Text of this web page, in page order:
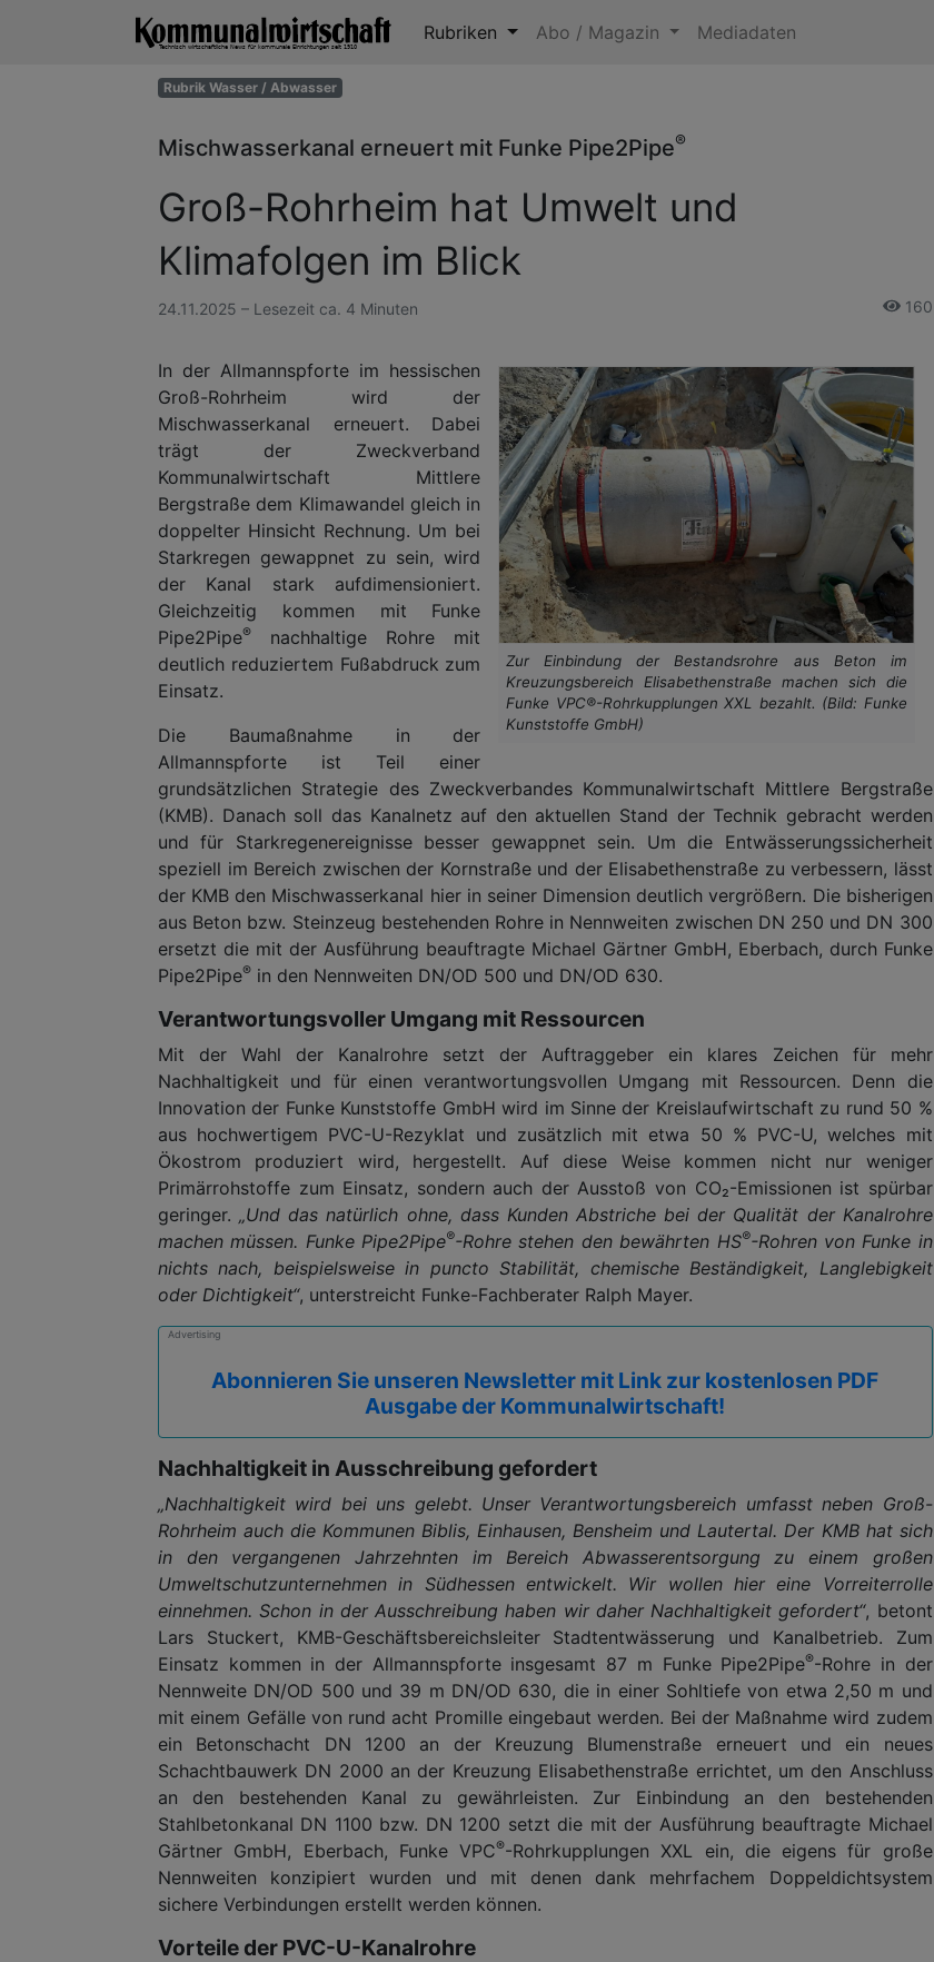
Rubriken Abo / Magazin Mediadaten
Rubrik Wasser / Abwasser
Mischwasserkanal erneuert mit Funke Pipe2Pipe®
Groß-Rohrheim hat Umwelt und
Klimafolgen im Blick
24.11.2025 – Lesezeit ca. 4 Minuten 160
Zur Einbindung der Bestandsrohre aus Beton im
Kreuzungsbereich Elisabethenstraße machen sich die
Funke VPC®-Rohrkupplungen XXL bezahlt. (Bild: Funke
Kunststoffe GmbH)
In der Allmannspforte im hessischen
Groß-Rohrheim wird der
Mischwasserkanal erneuert. Dabei
trägt der Zweckverband
Kommunalwirtschaft Mittlere
Bergstraße dem Klimawandel gleich in
doppelter Hinsicht Rechnung. Um bei
Starkregen gewappnet zu sein, wird
der Kanal stark aufdimensioniert.
Gleichzeitig kommen mit Funke
Pipe2Pipe®
nachhaltige Rohre mit
deutlich reduziertem Fußabdruck zum
Einsatz.
Die Baumaßnahme in der
Allmannspforte ist Teil einer
grundsätzlichen Strategie des Zweckverbandes Kommunalwirtschaft Mittlere Bergstraße
(KMB). Danach soll das Kanalnetz auf den aktuellen Stand der Technik gebracht werden
und für Starkregenereignisse besser gewappnet sein. Um die Entwässerungssicherheit
speziell im Bereich zwischen der Kornstraße und der Elisabethenstraße zu verbessern, lässt
der KMB den Mischwasserkanal hier in seiner Dimension deutlich vergrößern. Die bisherigen
aus Beton bzw. Steinzeug bestehenden Rohre in Nennweiten zwischen DN 250 und DN 300
ersetzt die mit der Ausführung beauftragte Michael Gärtner GmbH, Eberbach, durch Funke
Pipe2Pipe® in den Nennweiten DN/OD 500 und DN/OD 630.
Verantwortungsvoller Umgang mit Ressourcen
Mit der Wahl der Kanalrohre setzt der Auftraggeber ein klares Zeichen für mehr
Nachhaltigkeit und für einen verantwortungsvollen Umgang mit Ressourcen. Denn die
Innovation der Funke Kunststoffe GmbH wird im Sinne der Kreislaufwirtschaft zu rund 50 %
aus hochwertigem PVC-U-Rezyklat und zusätzlich mit etwa 50 % PVC-U, welches mit
Ökostrom produziert wird, hergestellt. Auf diese Weise kommen nicht nur weniger
Primärrohstoffe zum Einsatz, sondern auch der Ausstoß von CO₂-Emissionen ist spürbar
geringer. „Und das natürlich ohne, dass Kunden Abstriche bei der Qualität der Kanalrohre
machen müssen. Funke Pipe2Pipe®-Rohre stehen den bewährten HS®-Rohren von Funke in
nichts nach, beispielsweise in puncto Stabilität, chemische Beständigkeit, Langlebigkeit
oder Dichtigkeit“, unterstreicht Funke-Fachberater Ralph Mayer.
Advertising
Abonnieren Sie unseren Newsletter mit Link zur kostenlosen PDF
Ausgabe der Kommunalwirtschaft!
Nachhaltigkeit in Ausschreibung gefordert
„Nachhaltigkeit wird bei uns gelebt. Unser Verantwortungsbereich umfasst neben Groß-
Rohrheim auch die Kommunen Biblis, Einhausen, Bensheim und Lautertal. Der KMB hat sich
in den vergangenen Jahrzehnten im Bereich Abwasserentsorgung zu einem großen
Umweltschutzunternehmen in Südhessen entwickelt. Wir wollen hier eine Vorreiterrolle
einnehmen. Schon in der Ausschreibung haben wir daher Nachhaltigkeit gefordert“, betont
Lars Stuckert, KMB-Geschäftsbereichsleiter Stadtentwässerung und Kanalbetrieb. Zum
Einsatz kommen in der Allmannspforte insgesamt 87 m Funke Pipe2Pipe®-Rohre in der
Nennweite DN/OD 500 und 39 m DN/OD 630, die in einer Sohltiefe von etwa 2,50 m und
mit einem Gefälle von rund acht Promille eingebaut werden. Bei der Maßnahme wird zudem
ein Betonschacht DN 1200 an der Kreuzung Blumenstraße erneuert und ein neues
Schachtbauwerk DN 2000 an der Kreuzung Elisabethenstraße errichtet, um den Anschluss
an den bestehenden Kanal zu gewährleisten. Zur Einbindung an den bestehenden
Stahlbetonkanal DN 1100 bzw. DN 1200 setzt die mit der Ausführung beauftragte Michael
Gärtner GmbH, Eberbach, Funke VPC®-Rohrkupplungen XXL ein, die eigens für große
Nennweiten konzipiert wurden und mit denen dank mehrfachem Doppeldichtsystem
sichere Verbindungen erstellt werden können.
Vorteile der PVC-U-Kanalrohre